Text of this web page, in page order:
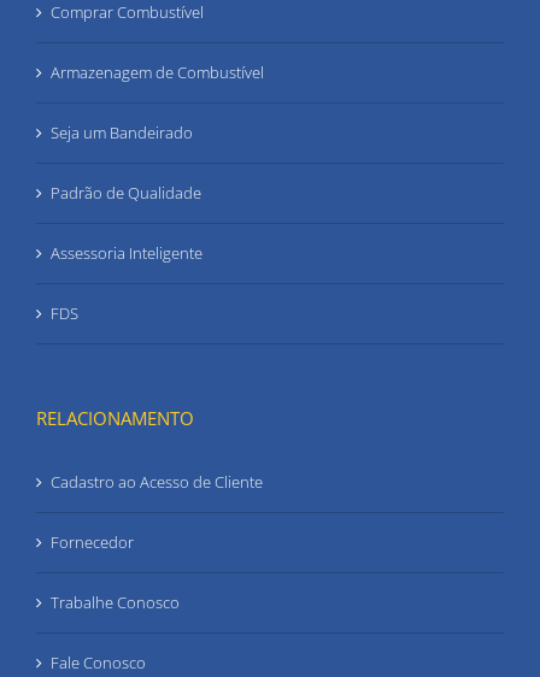
Comprar Combustível
Armazenagem de Combustível
Seja um Bandeirado
Padrão de Qualidade
Assessoria Inteligente
FDS
RELACIONAMENTO
Cadastro ao Acesso de Cliente
Fornecedor
Trabalhe Conosco
Fale Conosco